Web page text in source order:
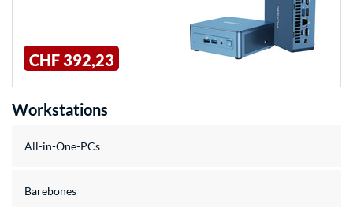
CHF 392,23
Workstations
All-in-One-PCs
Barebones